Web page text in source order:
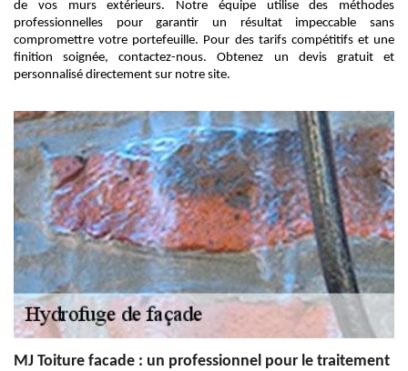
de vos murs extérieurs. Notre équipe utilise des méthodes
professionnelles pour garantir un résultat impeccable sans
compromettre votre portefeuille. Pour des tarifs compétitifs et une
finition soignée, contactez-nous. Obtenez un devis gratuit et
personnalisé directement sur notre site.
MJ Toiture facade : un professionnel pour le traitement